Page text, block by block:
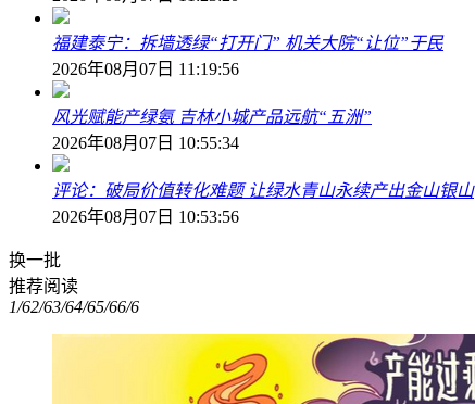
福建泰宁：拆墙透绿“打开门” 机关大院“让位”于民
2026年08月07日 11:19:56
风光赋能产绿氨 吉林小城产品远航“五洲”
2026年08月07日 10:55:34
评论：破局价值转化难题 让绿水青山永续产出金山银山
2026年08月07日 10:53:56
换一批
推荐阅读
1/62/63/64/65/66/6